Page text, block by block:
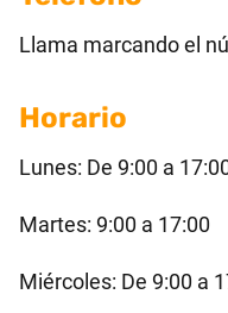
Llama marcando el
Horario
Lunes: De 9:00 a
Martes: 9:00 a 17:00
Miércoles: De 9:00 a